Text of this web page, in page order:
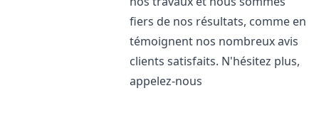
fiers de nos résultats, comme en
témoignent nos nombreux avis
clients satisfaits. N'hésitez plus,
appelez-nous